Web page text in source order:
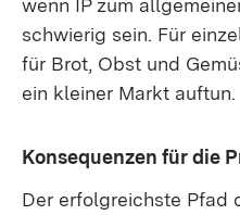
wenn IP zum
schwierig sein. Für
für Brot, Obst und
ein kleiner Markt auftun.
Konsequenzen für die
Der erfolgreichste Pfad